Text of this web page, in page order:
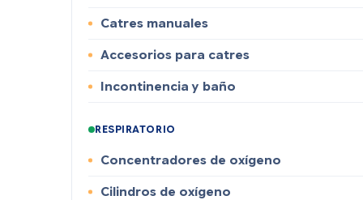
Catres manuales
Accesorios para catres
Incontinencia y baño
RESPIRATORIO
Concentradores de oxígeno
Cilindros de oxígeno